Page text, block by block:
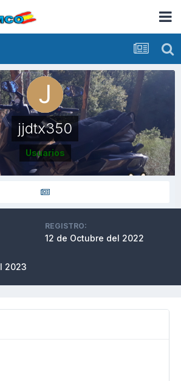
jjdtx350
Usuarios
REGISTRO:
12 de Octubre del 2022
2023